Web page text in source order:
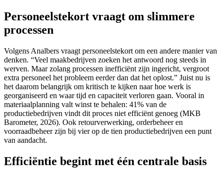
Personeelstekort vraagt om slimmere
processen
Volgens Analbers vraagt personeelstekort om een andere manier van
denken. “Veel maakbedrijven zoeken het antwoord nog steeds in
werven. Maar zolang processen inefficiënt zijn ingericht, vergroot
extra personeel het probleem eerder dan dat het oplost.” Juist nu is
het daarom belangrijk om kritisch te kijken naar hoe werk is
georganiseerd en waar tijd en capaciteit verloren gaan. Vooral in
materiaalplanning valt winst te behalen: 41% van de
productiebedrijven vindt dit proces niet efficiënt genoeg (MKB
Barometer, 2026). Ook retourverwerking, orderbeheer en
voorraadbeheer zijn bij vier op de tien productiebedrijven een punt
van aandacht.
Efficiëntie begint met één centrale basis